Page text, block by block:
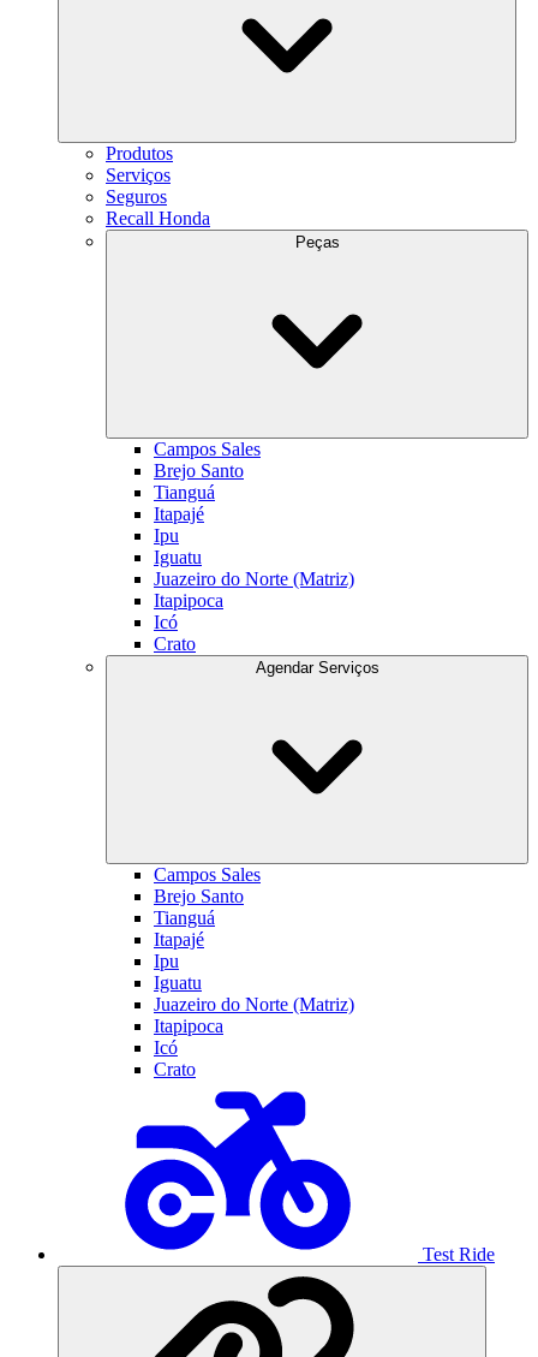
Produtos
Serviços
Seguros
Recall Honda
Campos Sales
Brejo Santo
Tianguá
Itapajé
Ipu
Iguatu
Juazeiro do Norte (Matriz)
Itapipoca
Icó
Crato
Campos Sales
Brejo Santo
Tianguá
Itapajé
Ipu
Iguatu
Juazeiro do Norte (Matriz)
Itapipoca
Icó
Crato
Test Ride